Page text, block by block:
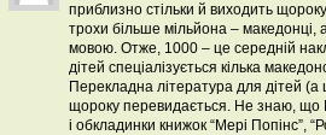
приблизно стільки й виходить
трохи більше мільйона – македонці,
мовою. Отже, 1000 – це середній
дітей спеціалізується кілька
Перекладна література для дітей (а
щороку перевидається. Не знаю, що
і обкладинки книжок “Мері Попінс”,